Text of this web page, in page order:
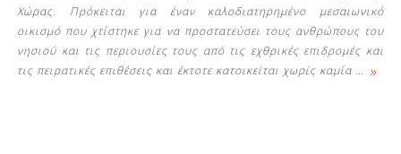
Χώρας. Πρόκειται για έναν καλοδιατηρημένο μεσαιωνικό
οικισμό που χτίστηκε για να προστατεύσει τους ανθρώπους του
νησιού και τις περιουσίες τους από τις εχθρικές επιδρομές και
τις πειρατικές επιθέσεις και έκτοτε κατοικείται χωρίς καμία … »